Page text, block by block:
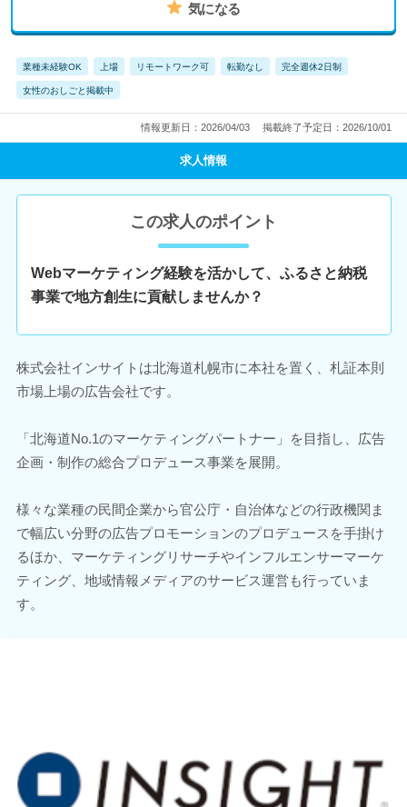
気になる
業種未経験OK 上場 リモートワーク可 転勤なし 完全週休2日制
女性のおしごと掲載中
情報更新日：2026/04/03 掲載終了予定日：2026/10/01
求人情報
この求人のポイント
Webマーケティング経験を活かして、ふるさと納税
事業で地方創生に貢献しませんか？
株式会社インサイトは北海道札幌市に本社を置く、札証本則
市場上場の広告会社です。
「北海道No.1のマーケティングパートナー」を目指し、広告
企画・制作の総合プロデュース事業を展開。
様々な業種の民間企業から官公庁・自治体などの行政機関ま
で幅広い分野の広告プロモーションのプロデュースを手掛け
るほか、マーケティングリサーチやインフルエンサーマーケ
ティング、地域情報メディアのサービス運営も行っていま
す。